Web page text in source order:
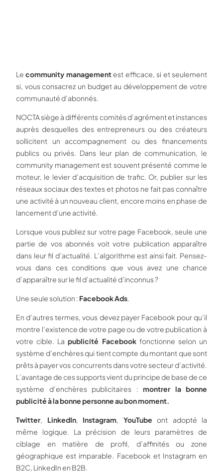
Lecommunity managementest efficace, si et seulement
si, vous consacrez un budget au développement de votre
communauté d’abonnés.
NOCTA siège à différents comités d’agrément et instances
auprès desquelles des entrepreneurs ou des créateurs
sollicitent un accompagnement ou des financements
publics ou privés. Dans leur plan de communication, le
community management est souvent présenté comme le
moteur, le levier d’acquisition de trafic. Or, publier sur les
réseaux sociaux des textes et photos ne fait pas connaître
une activité à un nouveau client, encore moins en phase de
lancement d’une activité.
Lorsque vous publiez sur votre page Facebook, seule une
partie de vos abonnés voit votre publication apparaître
dans leur fil d’actualité. L’algorithme est ainsi fait. Pensez-
vous dans ces conditions que vous avez une chance
d’apparaître sur le fil d’actualité d’inconnus ?
Une seule solution : Facebook Ads.
En d’autres termes, vous devez payer Facebook pour qu’il
montre l’existence de votre page ou de votre publication à
votre cible. Lapublicité Facebookfonctionne selon un
système d’enchères qui tient compte du montant que sont
prêts à payer vos concurrents dans votre secteur d’activité.
L’avantage de ces supports vient du principe de base de ce
système d’enchères publicitaires : montrer la bonne
publicité à la bonne personne au bon moment.
Twitter, LinkedIn, Instagram, YouTube ont adopté la
même logique. La précision de leurs paramètres de
ciblage en matière de profil, d’affinités ou zone
géographique est imparable. Facebook et Instagram en
B2C, LinkedIn en B2B.